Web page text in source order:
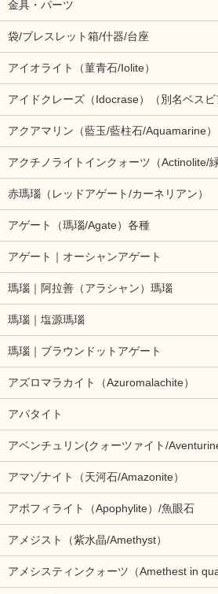
金具・パーツ
袋/ブレスレット箱/什器/台座
アイオライト（菫青石/Iolite）
アイドクレーズ（Idocrase）（別名ベスビ
アクアマリン（藍玉/藍柱石/Aquamarine）
アクチノライトインクォーツ（Actinolite/緑
赤瑪瑙（レッドアゲート/カーネリアン）
アゲート（瑪瑙/Agate）各種
アゲート｜オーシャンアゲート
瑪瑙｜阿拉善（アラシャン）瑪瑙
瑪瑙｜塩源瑪瑙
瑪瑙｜ブラウンドットアゲート
アズロマラカイト（Azuromalachite）
アパタイト
アベンチュリン(クォーツァイト/
アマゾナイト（天河石/Amazonite）
アポフィライト（Apophylite）/魚眼石
アメジスト（紫水晶/Amethyst）
アメシスティンクォーツ（Amethest in